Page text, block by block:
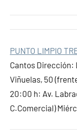
PUNTO LIMPIO
Cantos Dirección:
Viñuelas, 50
20:00 h: Av.
C.Comercial)